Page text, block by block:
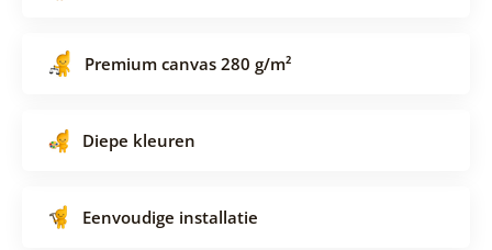
Premium canvas 280 g/m²
Diepe kleuren
Eenvoudige installatie